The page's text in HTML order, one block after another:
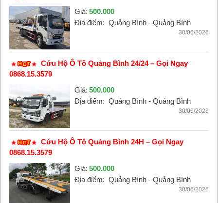
Giá: 500.000
Địa điểm: Quảng Bình - Quảng Bình
30/06/2026
Cứu Hộ Ô Tô Quảng Bình 24/24 – Gọi Ngay
0868.15.3579
Giá: 500.000
Địa điểm: Quảng Bình - Quảng Bình
30/06/2026
Cứu Hộ Ô Tô Quảng Bình 24H – Gọi Ngay
0868.15.3579
Giá: 500.000
Địa điểm: Quảng Bình - Quảng Bình
30/06/2026